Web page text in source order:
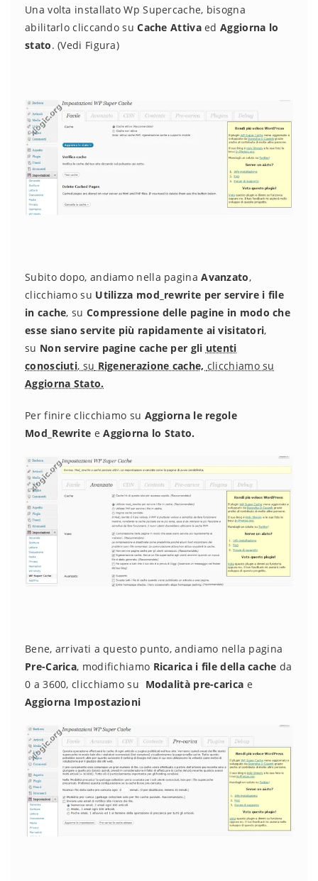
Una volta installato Wp Supercache, bisogna
abilitarlo cliccando suCache AttivaedAggiorna lo
stato. (Vedi Figura)
Subito dopo, andiamo nella paginaAvanzato,
clicchiamo su Utilizza mod_rewrite per servire i file
in cache, su Compressione delle pagine in modo che
esse siano servite più rapidamente ai visitatori,
su Non servire pagine cache per gli utenti
conosciuti, su Rigenerazione cache, clicchiamo su
Aggiorna Stato.
Per finire clicchiamo su Aggiorna le regole
Mod_Rewrite eAggiorna lo Stato.
Bene, arrivati a questo punto, andiamo nella pagina
Pre-Carica, modifichiamo Ricarica i file della cache da
0 a 3600, clicchiamo su Modalità pre-carica e
Aggiorna Impostazioni